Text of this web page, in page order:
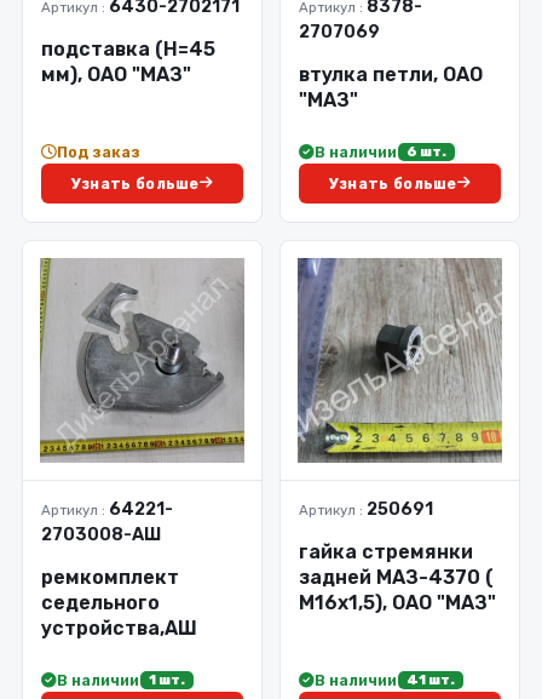
Артикул : 6430-2702171
подставка (H=45
мм), ОАО "МАЗ"
Под заказ
Узнать больше
Артикул : 8378-
2707069
втулка петли, ОАО
"МАЗ"
В наличии 6 шт.
Узнать больше
Артикул : 64221-
2703008-АШ
ремкомплект
седельного
устройства,АШ
В наличии 1 шт.
Артикул : 250691
гайка стремянки
задней МАЗ-4370 (
М16х1,5), ОАО "МАЗ"
В наличии 41 шт.